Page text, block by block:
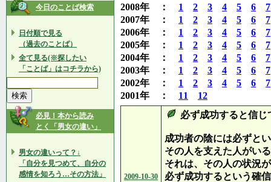
今日のことば検索
日付順で見る
（過去のことば）
全て見る(※探したい
「ことば」はコチラから)
必見！本から読み
とく「男女の違い」
男女の違いって？↓
「自分を見つめて、自分の
感情を知ろう…その方法」
2008年 ： 1 2 3 4 5 6
7
2007年 ： 1 2 3 4 5 6
7
2006年 ： 1 2 3 4 5 6
7
2005年 ： 1 2 3 4 5 6
7
2004年 ： 1 2 3 4 5 6
7
2003年 ： 1 2 3 4 5 6
7
2002年 ： 1 2 3 4 5 6
7
2001年 ： 11 12
2009-10-30
必ず成功すると信じ
成功者の陰には必ずと
その人を支えた人がい
それは、その人の状況
必ず成功するという確